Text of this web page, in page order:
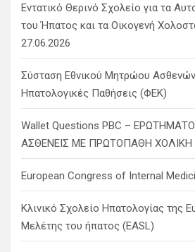
Εντατικό Θερινό Σχολείο για τα
του Ήπατος και τα Οικογενή
27.06.2026
Σύσταση Εθνικού Μητρώου
Ηπατολογικές Παθήσεις (ΦΕΚ)
Wallet Questions PBC –
ΑΣΘΕΝΕΙΣ ΜΕ ΠΡΩΤΟΠΑΘΗ ΧΟΛΙΚΗ
European Congress of Internal
Κλινικό Σχολείο Ηπατολογίας της
Μελέτης του ήπατος (EASL)